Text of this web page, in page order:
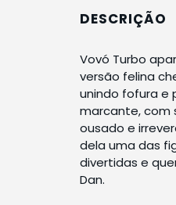
DESCRIÇÃO
Vovó Turbo
versão felina
unindo fofura e
marcante, com
ousado e
dela uma das
divertidas e
Dan.